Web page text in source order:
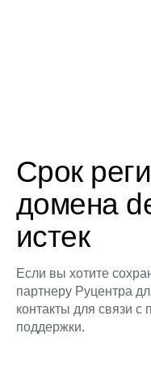
Срок
домена
истек
Если вы хотите
партнеру Руцентра
контакты для связи
поддержки.